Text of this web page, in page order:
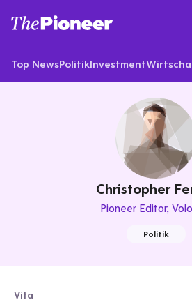
Top NewsPolitikInvestment
Christopher
Pioneer Editor
Politik
Vita